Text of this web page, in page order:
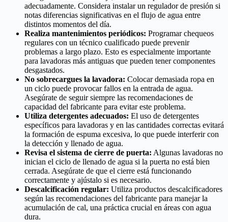
adecuadamente. Considera instalar un regulador de presión si
notas diferencias significativas en el flujo de agua entre
distintos momentos del día.
Realiza mantenimientos periódicos: Programar chequeos
regulares con un técnico cualificado puede prevenir
problemas a largo plazo. Esto es especialmente importante
para lavadoras más antiguas que pueden tener componentes
desgastados.
No sobrecargues la lavadora: Colocar demasiada ropa en
un ciclo puede provocar fallos en la entrada de agua.
Asegúrate de seguir siempre las recomendaciones de
capacidad del fabricante para evitar este problema.
Utiliza detergentes adecuados: El uso de detergentes
específicos para lavadoras y en las cantidades correctas evitará
la formación de espuma excesiva, lo que puede interferir con
la detección y llenado de agua.
Revisa el sistema de cierre de puerta: Algunas lavadoras no
inician el ciclo de llenado de agua si la puerta no está bien
cerrada. Asegúrate de que el cierre está funcionando
correctamente y ajústalo si es necesario.
Descalcificación regular: Utiliza productos descalcificadores
según las recomendaciones del fabricante para manejar la
acumulación de cal, una práctica crucial en áreas con agua
dura.